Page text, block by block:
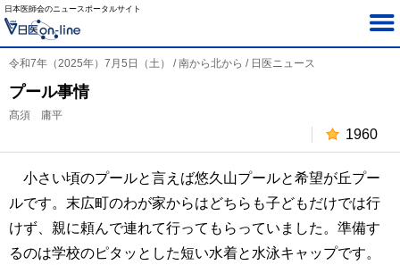
日本医師会のニュースポータルサイト
令和7年（2025年）7月5日（土） / 南から北から / 日医ニュース
プール事情
髙須 庸平
1960
小さい頃のプールと言えば悠久山プールと希望が丘プー
ルです。末広町のわが家からはどちらも子どもだけでは行
けず、親に頼んで連れて行ってもらっていました。準備す
るのは学校のピタッとした短い水着と水泳キャップです。